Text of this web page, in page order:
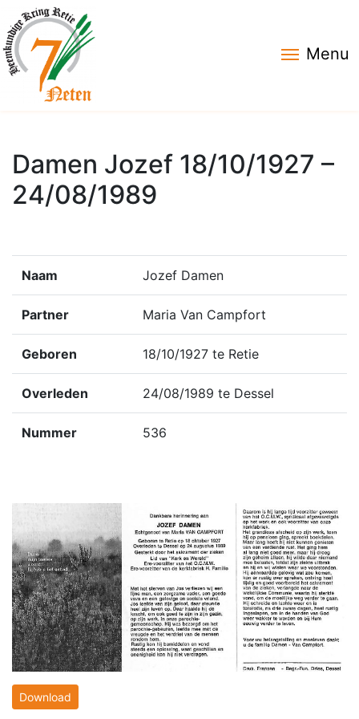
Menu
Damen Jozef 18/10/1927 –
24/08/1989
Naam Jozef Damen
Partner Maria Van Campfort
Geboren 18/10/1927 te Retie
Overleden 24/08/1989 te Dessel
Nummer 536
Download